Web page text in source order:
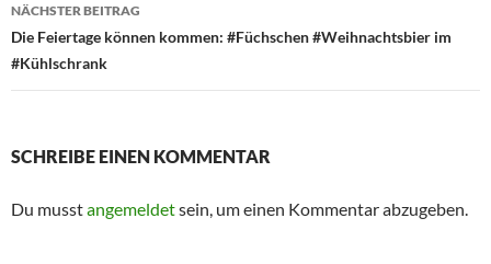
NÄCHSTER BEITRAG
Die Feiertage können kommen: #Füchschen #Weihnachtsbier im
#Kühlschrank
SCHREIBE EINEN KOMMENTAR
Du musstangemeldetsein, um einen Kommentar abzugeben.